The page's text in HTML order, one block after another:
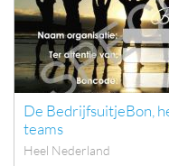
De BedrijfsuitjeBon,
teams
Heel Nederland